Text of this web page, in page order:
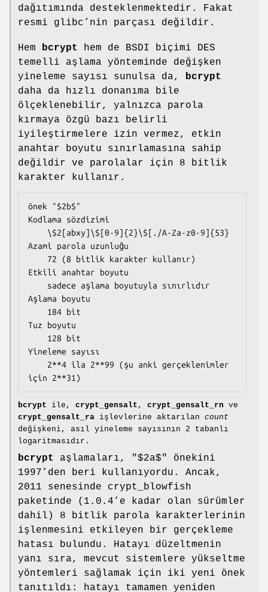
dağıtımında desteklenmektedir. Fakat
resmi glibc’nin parçası değildir.
Hem bcrypt
hem de BSDI biçimi DES
temelli aşlama yönteminde değişken
yineleme sayısı sunulsa da, bcrypt
daha da hızlı donanıma bile
ölçeklenebilir, yalnızca parola
kırmaya özgü bazı belirli
iyileştirmelere izin vermez, etkin
anahtar boyutu sınırlamasına sahip
değildir ve parolalar için 8 bitlik
karakter kullanır.
önek "$2b$"
Kodlama sözdizimi
Azami parola uzunluğu
Etkili anahtar boyutu
Aşlama boyutu
Tuz boyutu
Yineleme sayısı
için 2**31)
bcrypt ile, crypt_gensalt , crypt_gensalt_rn ve
crypt_gensalt_ra işlevlerine aktarılan count
değişkeni, asıl yineleme sayısının 2 tabanlı
logaritmasıdır.
bcrypt
aşlamaları, "$2a$" önekini
1997’den beri kullanıyordu. Ancak,
2011 senesinde crypt_blowfish
paketinde (1.0.4’e kadar olan sürümler
dahil) 8 bitlik parola karakterlerinin
işlenmesini etkileyen bir gerçekleme
hatası bulundu. Hatayı düzeltmenin
yanı sıra, mevcut sistemlere yükseltme
yöntemleri sağlamak için iki yeni önek
tanıtıldı: hatayı tamamen yeniden